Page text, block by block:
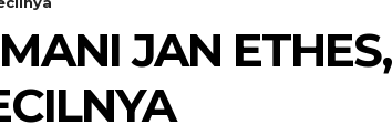
JAN ETHES,